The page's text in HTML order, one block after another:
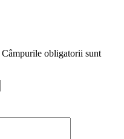
Câmpurile obligatorii sunt